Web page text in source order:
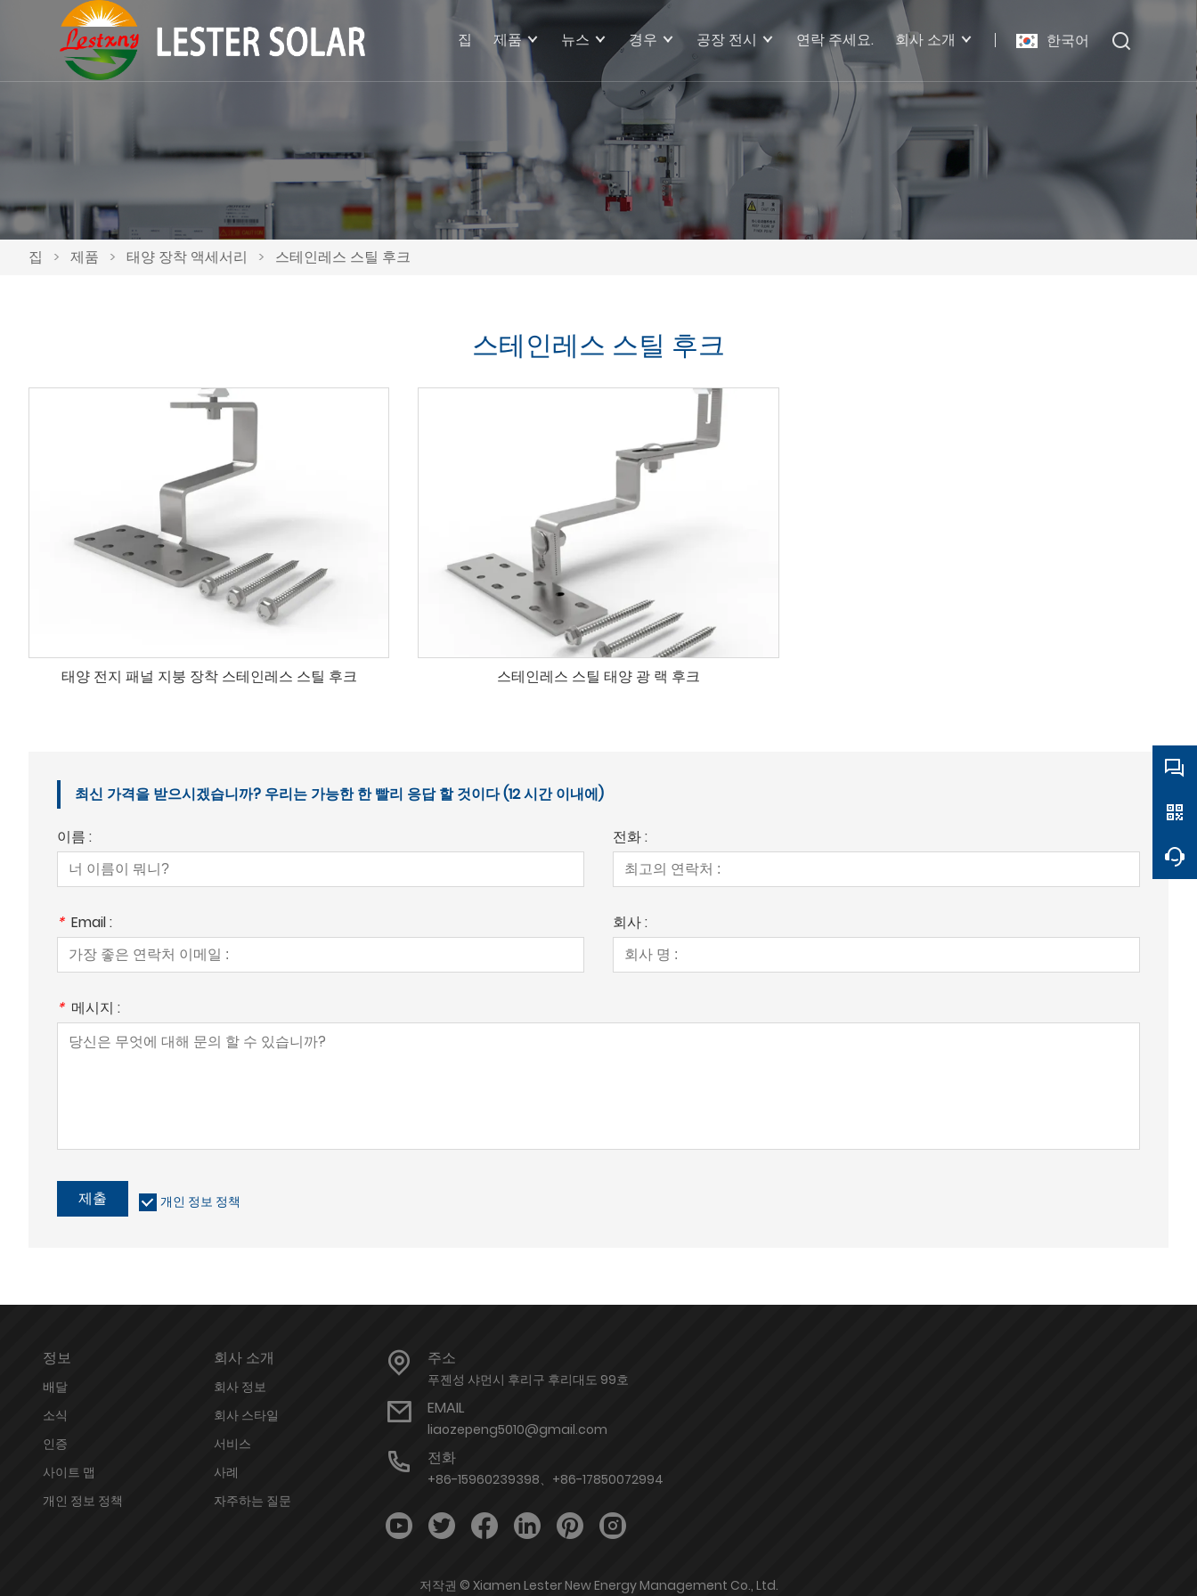
한국어
집 제품 뉴스 경우 공장 전시 연락 주세요. 회사 소개
집 > 제품 > 태양 장착 액세서리 > 스테인레스 스틸 후크
스테인레스 스틸 후크
태양 전지 패널 지붕 장착 스테인레스 스틸 후크 스테인레스 스틸 태양 광 랙 후크
최신 가격을 받으시겠습니까? 우리는 가능한 한 빨리 응답 할 것이다 (12 시간 이내에)
이름 : 전화 :
* Email : 회사 :
* 메시지 :
제출 개인 정보 정책
정보
배달
소식
인증
사이트 맵
개인 정보 정책
회사 소개
회사 정보
회사 스타일
서비스
사례
자주하는 질문
주소
푸젠성 샤먼시 후리구 후리대도 99호
EMAIL
liaozepeng5010@gmail.com
전화
+86-15960239398、+86-17850072994
저작권 © Xiamen Lester New Energy Management Co., Ltd.